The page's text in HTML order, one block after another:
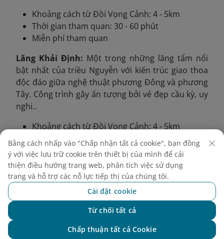
Khoảng cách từ Đồi Vọng Cảnh: 4 - 5km
Thời gian tham quan: 30 - 60 phút
Miễn phí tham quan
Lăng Khải Định: Một trong những lăng tẩm nổi
bật nhất của triều Nguyễn với kiến trúc giao thoa
độc đáo giữa nghệ thuật phương Đông và phương
Tây. Công trình gây ấn tượng bởi vẻ đẹp cầu kỳ, uy
nghi..
Khoảng cách từ Đồi Vọng Cảnh: 4 - 5km
Thời gian tham quan: 1 - 1,5 tiếng
Giá vé: 150.000 VND/người lớn
Với không gian yên bình và cảnh sắc
say đắm lòng người,đồi Vọng Cảnh
đã và đang ngày càng được nhiều
Bằng cách nhấp vào "Chấp nhận tất cả cookie", bạn đồng
ý với việc lưu trữ cookie trên thiết bị của mình để cải
thiện điều hướng trang web, phân tích việc sử dụng
trang và hỗ trợ các nỗ lực tiếp thị của chúng tôi.
Cài đặt cookie
Từ chối tất cả
Chấp thuận tất cả Cookie